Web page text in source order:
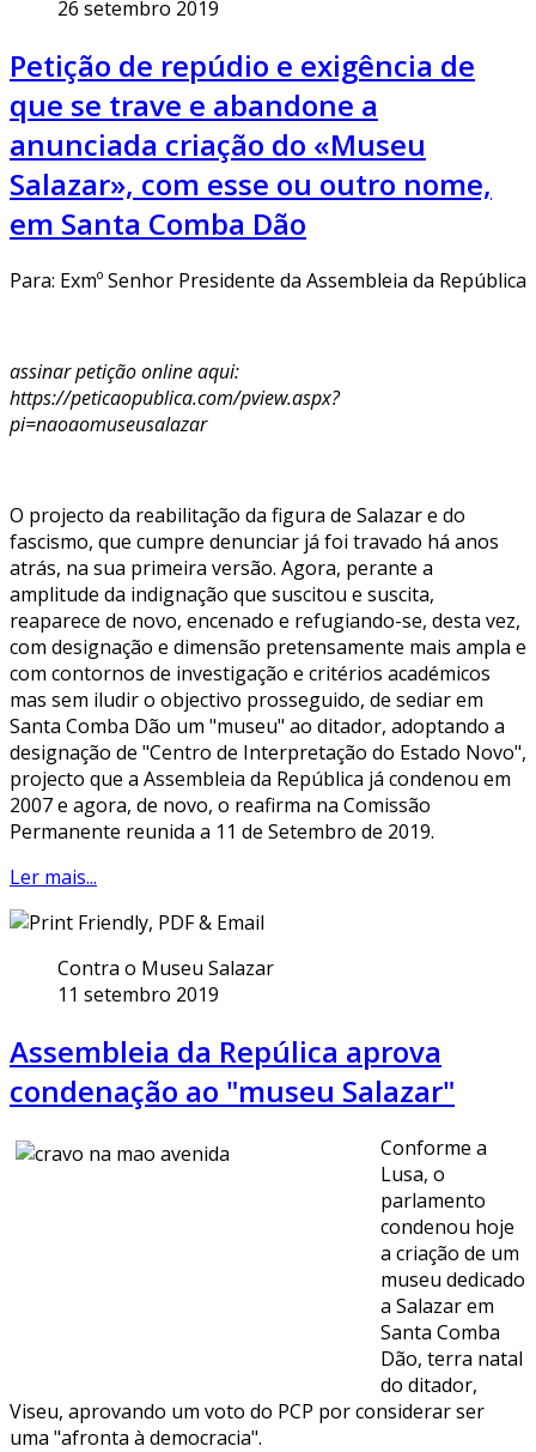
26 setembro 2019
Petição de repúdio e exigência de
que se trave e abandone a
anunciada criação do «Museu
Salazar», com esse ou outro nome,
em Santa Comba Dão
Para: Exmº Senhor Presidente da Assembleia da República
assinar petição online aqui:
https://peticaopublica.com/pview.aspx?
pi=naoaomuseusalazar
O projecto da reabilitação da figura de Salazar e do
fascismo, que cumpre denunciar já foi travado há anos
atrás, na sua primeira versão. Agora, perante a
amplitude da indignação que suscitou e suscita,
reaparece de novo, encenado e refugiando-se, desta vez,
com designação e dimensão pretensamente mais ampla e
com contornos de investigação e critérios académicos
mas sem iludir o objectivo prosseguido, de sediar em
Santa Comba Dão um "museu" ao ditador, adoptando a
designação de "Centro de Interpretação do Estado Novo",
projecto que a Assembleia da República já condenou em
2007 e agora, de novo, o reafirma na Comissão
Permanente reunida a 11 de Setembro de 2019.
Ler mais...
Contra o Museu Salazar
11 setembro 2019
Assembleia da Repúlica aprova
condenação ao "museu Salazar"
Conforme a
Lusa, o
parlamento
condenou hoje
a criação de um
museu dedicado
a Salazar em
Santa Comba
Dão, terra natal
do ditador,
Viseu, aprovando um voto do PCP por considerar ser
uma "afronta à democracia".